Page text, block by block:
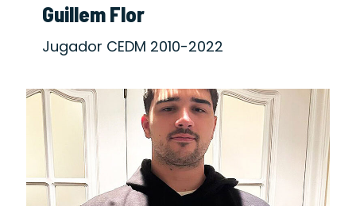
Guillem Flor
Jugador CEDM 2010-2022